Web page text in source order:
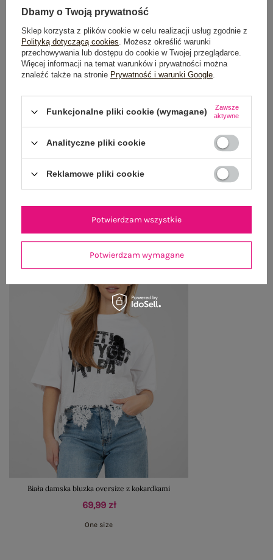
OPIS PRODUKTU
GŁÓWNE PARAMETRY
WYSYŁKA I DOSTAWA
ZWROTY I REKLAMACJE
Biała damska bluzka oversize z kokardkami
69,99 zł
One size
Dbamy o Twoją prywatność
Sklep korzysta z plików cookie w celu realizacji usług zgodnie z
Polityką dotyczącą cookies. Możesz określić warunki
przechowywania lub dostępu do cookie w Twojej przeglądarce.
Więcej informacji na temat warunków i prywatności można
znaleźć także na stronie Prywatność i warunki Google.
Funkcjonalne pliki cookie (wymagane)
Zawsze
aktywne
Analityczne pliki cookie
Reklamowe pliki cookie
Potwierdzam wymagane
Potwierdzam wszystkie